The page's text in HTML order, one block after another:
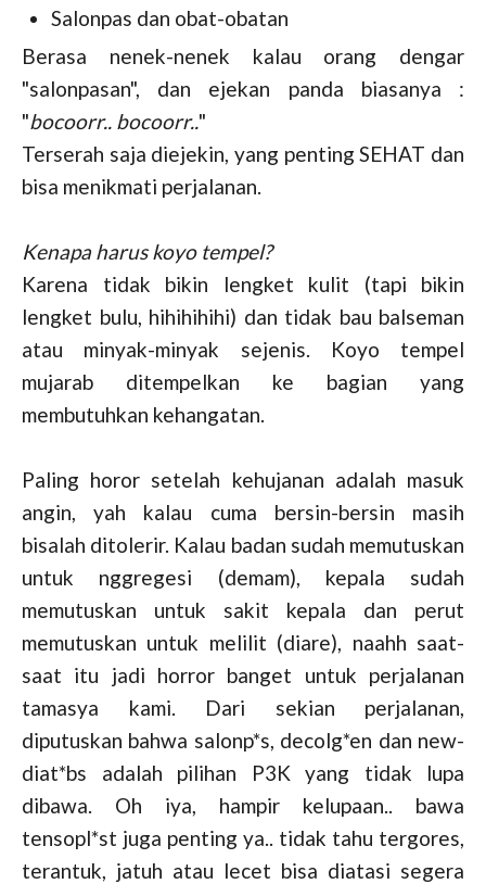
Salonpas dan obat-obatan
Berasa nenek-nenek kalau orang dengar
"salonpasan", dan ejekan panda biasanya :
"bocoorr.. bocoorr.."
Terserah saja diejekin, yang penting SEHAT dan
bisa menikmati perjalanan.
Kenapa harus koyo tempel?
Karena tidak bikin lengket kulit (tapi bikin
lengket bulu, hihihihihi) dan tidak bau balseman
atau minyak-minyak sejenis. Koyo tempel
mujarab ditempelkan ke bagian yang
membutuhkan kehangatan.
Paling horor setelah kehujanan adalah masuk
angin, yah kalau cuma bersin-bersin masih
bisalah ditolerir. Kalau badan sudah memutuskan
untuk nggregesi (demam), kepala sudah
memutuskan untuk sakit kepala dan perut
memutuskan untuk melilit (diare), naahh saat-
saat itu jadi horror banget untuk perjalanan
tamasya kami. Dari sekian perjalanan,
diputuskan bahwa salonp*s, decolg*en dan new-
diat*bs adalah pilihan P3K yang tidak lupa
dibawa. Oh iya, hampir kelupaan.. bawa
tensopl*st juga penting ya.. tidak tahu tergores,
terantuk, jatuh atau lecet bisa diatasi segera